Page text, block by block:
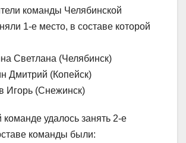
команды Челябинской
1-е место, в составе которой
Светлана (Челябинск)
Дмитрий (Копейск)
Игорь (Снежинск)
удалось занять 2-е
команды были: